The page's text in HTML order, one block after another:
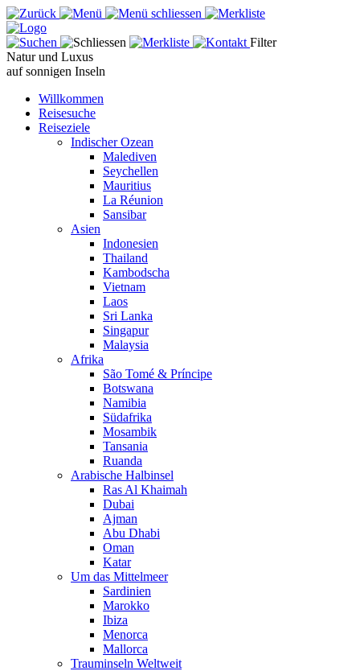
Filter
Natur und Luxus
auf sonnigen Inseln
Willkommen
Reisesuche
Reiseziele
Indischer Ozean
Malediven
Seychellen
Mauritius
La Réunion
Sansibar
Asien
Indonesien
Thailand
Kambodscha
Vietnam
Laos
Sri Lanka
Singapur
Malaysia
Afrika
São Tomé & Príncipe
Botswana
Namibia
Südafrika
Mosambik
Tansania
Ruanda
Arabische Halbinsel
Ras Al Khaimah
Dubai
Ajman
Abu Dhabi
Oman
Katar
Um das Mittelmeer
Sardinien
Marokko
Ibiza
Menorca
Mallorca
Trauminseln Weltweit